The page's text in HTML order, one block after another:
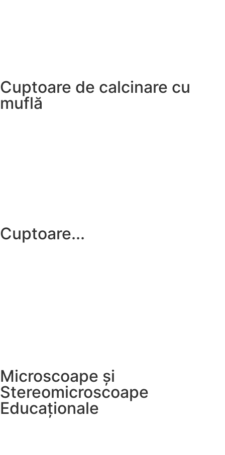
Cuptoare de calcinare cu
muflă
Cuptoare...
Microscoape și
Stereomicroscoape
Educaționale